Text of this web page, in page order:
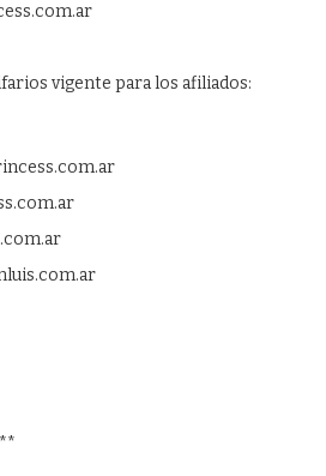
vigente para los afiliados: